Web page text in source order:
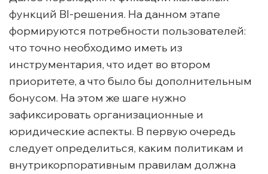
функций BI-решения. На данном этапе
формируются потребности пользователей:
что точно необходимо иметь из
инструментария, что идет во втором
приоритете, а что было бы дополнительным
бонусом. На этом же шаге нужно
зафиксировать организационные и
юридические аспекты. В первую очередь
следует определиться, каким политикам и
внутрикорпоративным правилам должна